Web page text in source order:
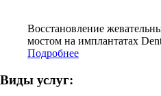
Восстановление
мостом на имплантатах
Подробнее
Виды услуг: